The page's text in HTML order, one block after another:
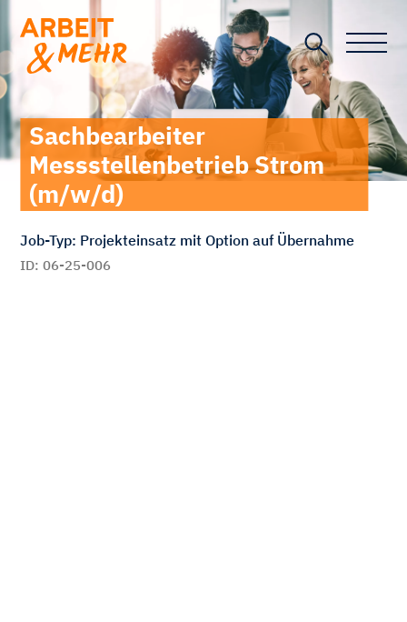
Toggle
Sachbearbeiter
Messstellenbetrieb Strom
(m/w/d)
Job-Typ: Projekteinsatz mit Option auf Übernahme
ID: 06-25-006